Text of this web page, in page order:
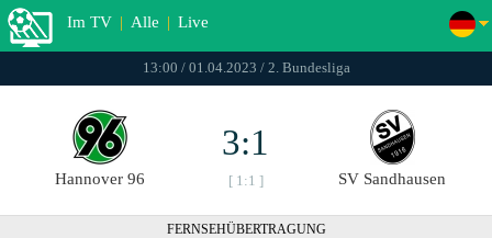
Im TV | Alle | Live
13:00 / 01.04.2023 / 2. Bundesliga
Hannover 96
3:1
[ 1:1 ] SV Sandhausen
FERNSEHÜBERTRAGUNG